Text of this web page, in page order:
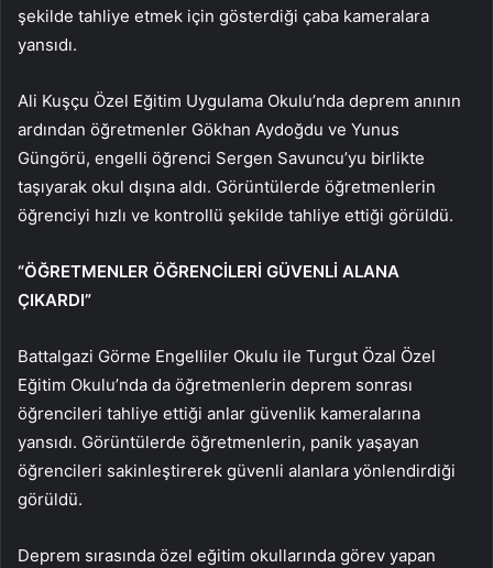
şekilde tahliye etmek için gösterdiği çaba kameralara
yansıdı.
Ali Kuşçu Özel Eğitim Uygulama Okulu’nda deprem anının
ardından öğretmenler Gökhan Aydoğdu ve Yunus
Güngörü, engelli öğrenci Sergen Savuncu’yu birlikte
taşıyarak okul dışına aldı. Görüntülerde öğretmenlerin
öğrenciyi hızlı ve kontrollü şekilde tahliye ettiği görüldü.
“ÖĞRETMENLER ÖĞRENCİLERİ GÜVENLİ ALANA
ÇIKARDI”
Battalgazi Görme Engelliler Okulu ile Turgut Özal Özel
Eğitim Okulu’nda da öğretmenlerin deprem sonrası
öğrencileri tahliye ettiği anlar güvenlik kameralarına
yansıdı. Görüntülerde öğretmenlerin, panik yaşayan
öğrencileri sakinleştirerek güvenli alanlara yönlendirdiği
görüldü.
Deprem sırasında özel eğitim okullarında görev yapan